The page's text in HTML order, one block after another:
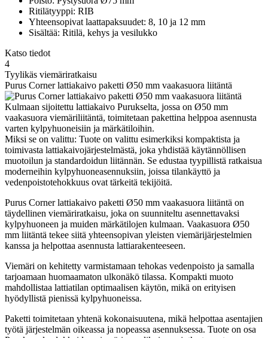
Ritilätyyppi: RIB
Yhteensopivat laattapaksuudet: 8, 10 ja 12 mm
Sisältää: Ritilä, kehys ja vesilukko
Katso tiedot
4
Tyylikäs viemäriratkaisu
Purus Corner lattiakaivo paketti Ø50 mm vaakasuora liitäntä
Kulmaan sijoitettu lattiakaivo Purukselta, jossa on Ø50 mm
vaakasuora viemäriliitäntä, toimitetaan pakettina helppoa asennusta
varten kylpyhuoneisiin ja märkätiloihin.
Miksi se on valittu: Tuote on valittu esimerkiksi kompaktista ja
toimivasta lattiakaivojärjestelmästä, joka yhdistää käytännöllisen
muotoilun ja standardoidun liitännän. Se edustaa tyypillistä ratkaisua
moderneihin kylpyhuoneasennuksiin, joissa tilankäyttö ja
vedenpoistotehokkuus ovat tärkeitä tekijöitä.
Purus Corner lattiakaivo paketti Ø50 mm vaakasuora liitäntä on
täydellinen viemäriratkaisu, joka on suunniteltu asennettavaksi
kylpyhuoneen ja muiden märkätilojen kulmaan. Vaakasuora Ø50
mm liitäntä tekee siitä yhteensopivan yleisten viemärijärjestelmien
kanssa ja helpottaa asennusta lattiarakenteeseen.
Viemäri on kehitetty varmistamaan tehokas vedenpoisto ja samalla
tarjoamaan huomaamaton ulkonäkö tilassa. Kompakti muoto
mahdollistaa lattiatilan optimaalisen käytön, mikä on erityisen
hyödyllistä pienissä kylpyhuoneissa.
Paketti toimitetaan yhtenä kokonaisuutena, mikä helpottaa asentajien
työtä järjestelmän oikeassa ja nopeassa asennuksessa. Tuote on osa